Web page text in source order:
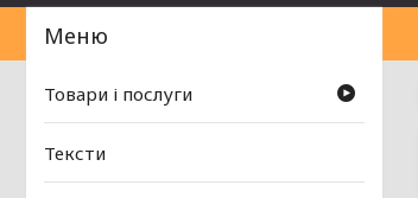
Товари і послуги
Тексти